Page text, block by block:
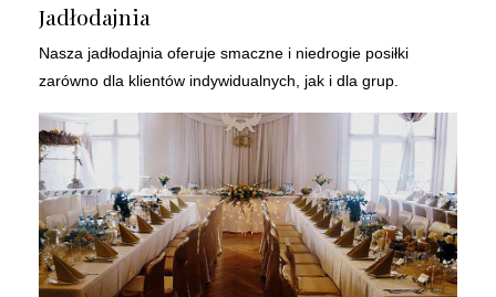
Jadłodajnia
Nasza jadłodajnia oferuje smaczne i niedrogie posiłki
zarówno dla klientów indywidualnych, jak i dla grup.